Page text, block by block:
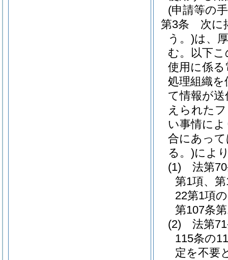
(申請等の
第3条
次に
う。)は、
む。以下
使用に係
処理組織
て情報が
えられた
い事情に
合にあっ
る。)によ
(1)
法第
第1項、
22第1項
第107条
(2)
法第
115条の
定を不要